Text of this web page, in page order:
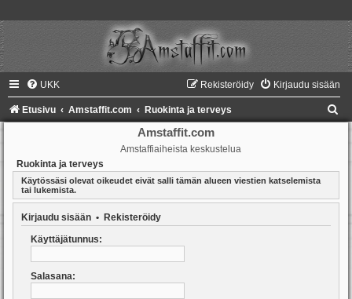
UKK Kirjaudu sisään
Rekisteröidy
Etusivu Amstaffit.com Ruokinta ja terveys
Amstaffit.com
Amstaffiaiheista keskustelua
Ruokinta ja terveys
Käytössäsi olevat oikeudet eivät salli tämän alueen viestien katselemista
tai lukemista.
Kirjaudu sisään • Rekisteröidy
Käyttäjätunnus:
Salasana: